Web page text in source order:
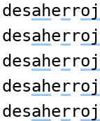
desaherroj
desaherroj
desaherroj
desaherroj
desaherroj